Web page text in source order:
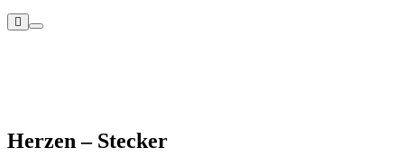
Weitere
Informationen
Hauptmenü
Herzen – Stecker